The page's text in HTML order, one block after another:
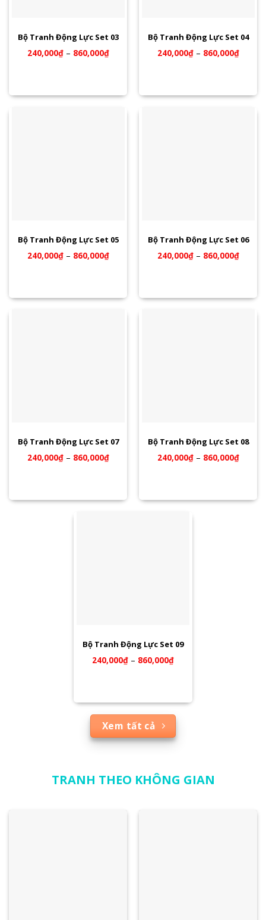
Bộ Tranh Động Lực Set 03
240,000₫– 860,000₫
Bộ Tranh Động Lực Set 04
240,000₫– 860,000₫
Bộ Tranh Động Lực Set 05
240,000₫– 860,000₫
Bộ Tranh Động Lực Set 06
240,000₫– 860,000₫
Bộ Tranh Động Lực Set 07
240,000₫– 860,000₫
Bộ Tranh Động Lực Set 08
240,000₫– 860,000₫
Bộ Tranh Động Lực Set 09
240,000₫ – 860,000₫
Xem tất cả
TRANH THEO KHÔNG GIAN